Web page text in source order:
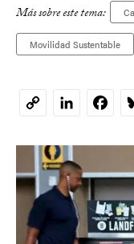
Más sobre este tema:
Movilidad Sustentable
CopyLinkedIn